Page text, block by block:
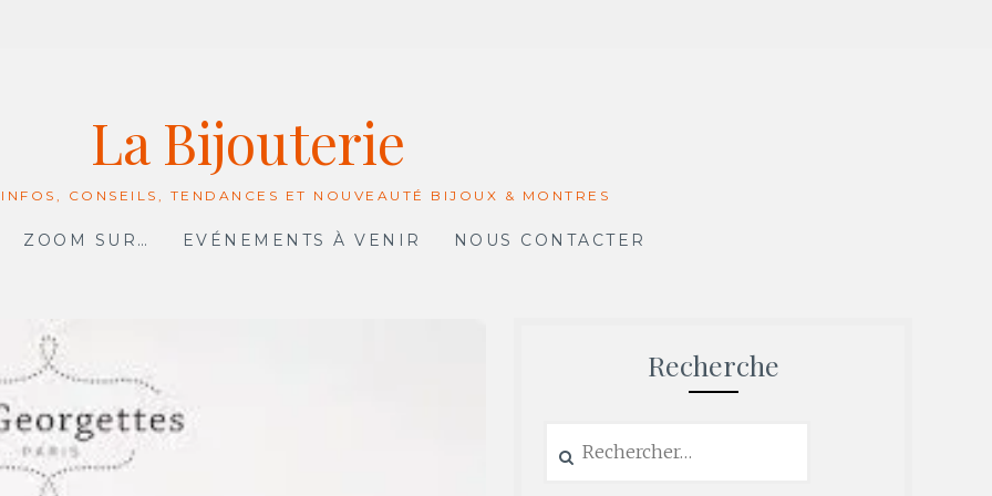
La Bijouterie
CONSEILS, TENDANCES ET NOUVEAUTÉ BIJOUX & MONTRES
ZOOM SUR… EVÉNEMENTS À VENIR NOUS CONTACTER
Recherche